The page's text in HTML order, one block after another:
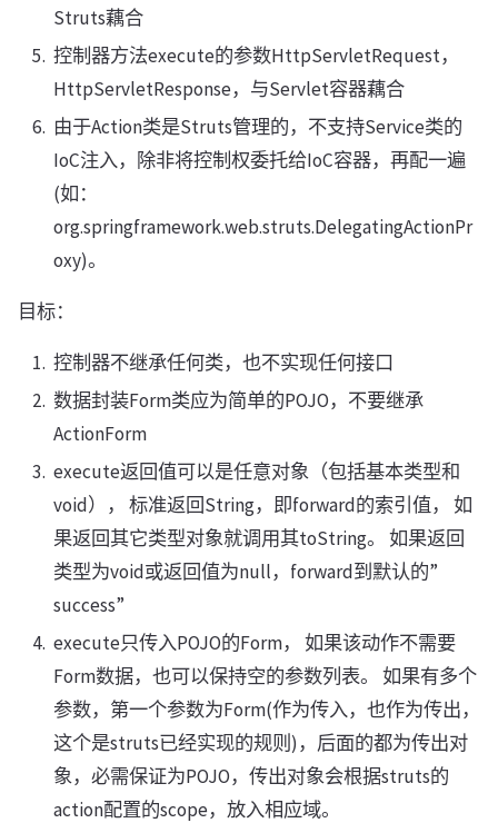
Struts藕合
控制器方法execute的参数HttpServletRequest，
HttpServletResponse，与Servlet容器藕合
由于Action类是Struts管理的，不支持Service类的
IoC注入，除非将控制权委托给IoC容器，再配一遍
(如：
org.springframework.web.struts.DelegatingActionPr
oxy)。
目标：
控制器不继承任何类，也不实现任何接口
数据封装Form类应为简单的POJO，不要继承
ActionForm
execute返回值可以是任意对象（包括基本类型和
void）， 标准返回String，即forward的索引值， 如
果返回其它类型对象就调用其toString。 如果返回
类型为void或返回值为null，forward到默认的”
success”
execute只传入POJO的Form， 如果该动作不需要
Form数据，也可以保持空的参数列表。 如果有多个
参数，第一个参数为Form(作为传入，也作为传出，
这个是struts已经实现的规则)，后面的都为传出对
象，必需保证为POJO，传出对象会根据struts的
action配置的scope，放入相应域。